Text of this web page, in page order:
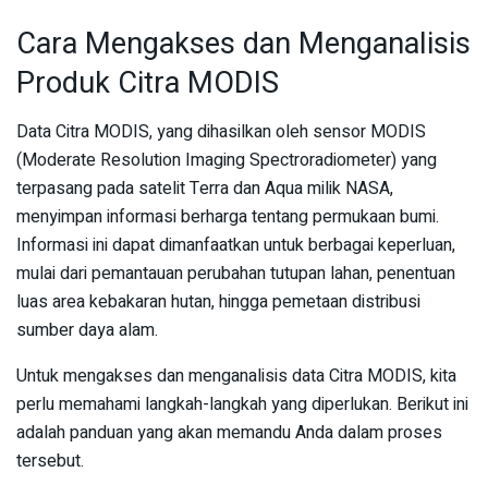
Cara Mengakses dan Menganalisis
Produk Citra MODIS
Data Citra MODIS, yang dihasilkan oleh sensor MODIS
(Moderate Resolution Imaging Spectroradiometer) yang
terpasang pada satelit Terra dan Aqua milik NASA,
menyimpan informasi berharga tentang permukaan bumi.
Informasi ini dapat dimanfaatkan untuk berbagai keperluan,
mulai dari pemantauan perubahan tutupan lahan, penentuan
luas area kebakaran hutan, hingga pemetaan distribusi
sumber daya alam.
Untuk mengakses dan menganalisis data Citra MODIS, kita
perlu memahami langkah-langkah yang diperlukan. Berikut ini
adalah panduan yang akan memandu Anda dalam proses
tersebut.